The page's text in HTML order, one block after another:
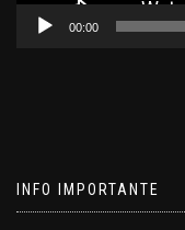
00:00
INFO IMPORTANTE